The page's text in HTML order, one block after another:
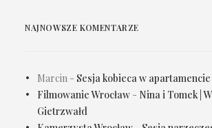
NAJNOWSZE KOMENTARZE
Marcin - Sesja kobieca w
Filmowanie Wrocław - Nina i Tomek |
Gietrzwałd